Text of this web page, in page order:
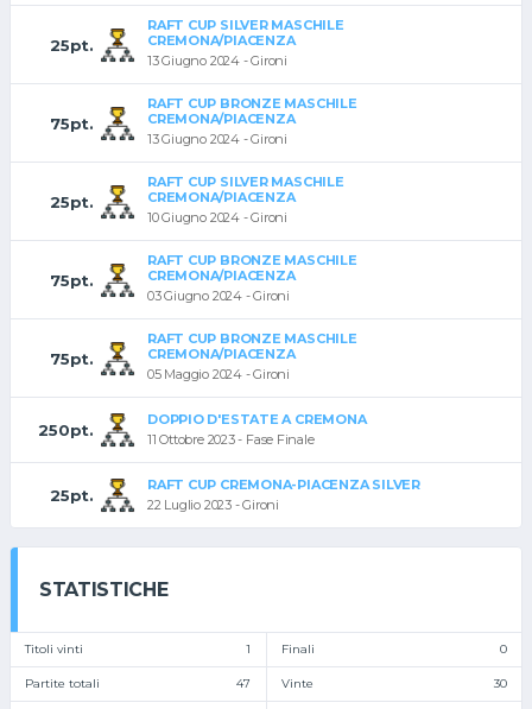
25pt.
RAFT CUP SILVER MASCHILE
CREMONA/PIACENZA
13 Giugno 2024 - Gironi
75pt.
RAFT CUP BRONZE MASCHILE
CREMONA/PIACENZA
13 Giugno 2024 - Gironi
25pt.
RAFT CUP SILVER MASCHILE
CREMONA/PIACENZA
10 Giugno 2024 - Gironi
75pt.
RAFT CUP BRONZE MASCHILE
CREMONA/PIACENZA
03 Giugno 2024 - Gironi
75pt.
RAFT CUP BRONZE MASCHILE
CREMONA/PIACENZA
05 Maggio 2024 - Gironi
250pt.
DOPPIO D'ESTATE A CREMONA
11 Ottobre 2023 - Fase Finale
25pt.
RAFT CUP CREMONA-PIACENZA SILVER
22 Luglio 2023 - Gironi
STATISTICHE
Titoli vinti 1 Finali 0
Partite totali 47 Vinte 30